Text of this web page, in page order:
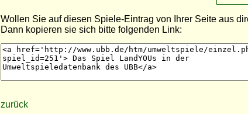
Wollen Sie auf diesen Spiele-Eintrag von Ihrer Seite aus
Dann kopieren sie sich bitte folgenden Link:
zurück